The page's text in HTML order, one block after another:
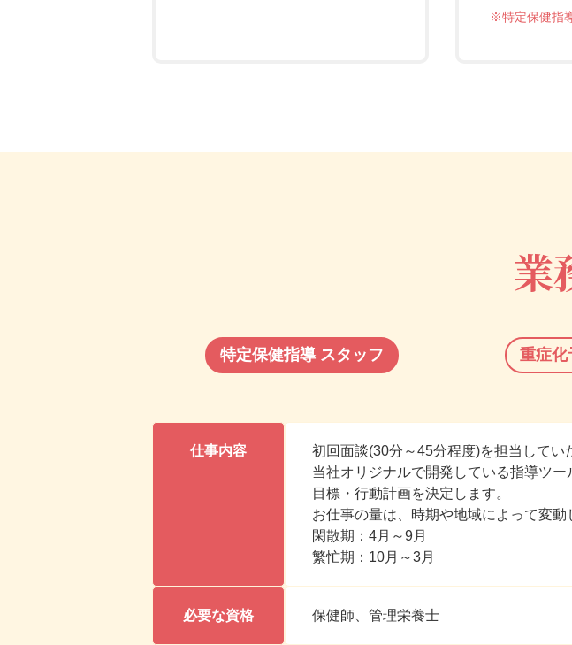
※特定保健指
業
特定保健指導 スタッフ 重症化
仕事内容
初回面談(30分～45分程度)を担当してい
当社オリジナルで開発している指導ツ
目標・行動計画を決定します。
お仕事の量は、時期や地域によって変動
閑散期：4月～9月
繁忙期：10月～3月
必要な資格 保健師、管理栄養士